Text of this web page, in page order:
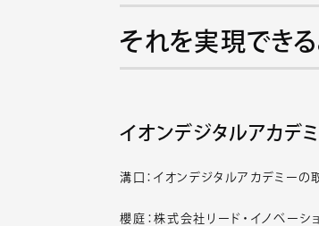
それを実現できる
イオンデジタルアカデ
溝口：イオンデジタルアカデミーの
櫻庭：株式会社リード・イノベー